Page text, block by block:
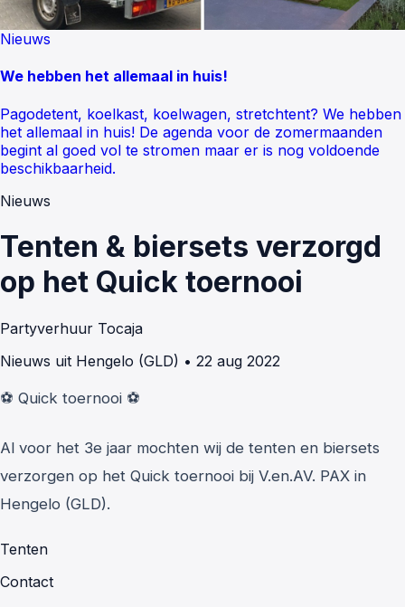
Nieuws
We hebben het allemaal in huis!
Pagodetent, koelkast, koelwagen, stretchtent? We hebben
het allemaal in huis! De agenda voor de zomermaanden
begint al goed vol te stromen maar er is nog voldoende
beschikbaarheid.
Nieuws
Tenten & biersets verzorgd
op het Quick toernooi
Partyverhuur Tocaja
Nieuws uit Hengelo (GLD) • 22 aug 2022
⚽️ Quick toernooi ⚽️
Al voor het 3e jaar mochten wij de tenten en biersets
verzorgen op het Quick toernooi bij V.en.AV. PAX in
Hengelo (GLD).
Tenten
Contact